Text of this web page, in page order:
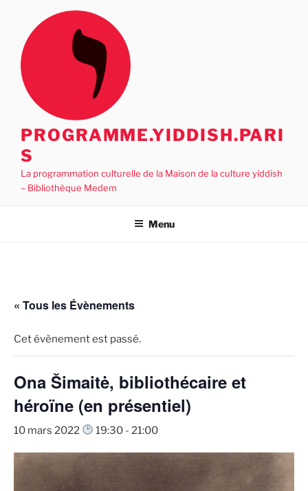
contenu
principal
PROGRAMME.YIDDISH.PARI
S
La programmation culturelle de la Maison de la culture yiddish
– Bibliothèque Medem
Menu
« Tous les Évènements
Cet évènement est passé.
Ona Šimaitė, bibliothécaire et
héroïne (en présentiel)
10 mars 2022 19:30 - 21:00